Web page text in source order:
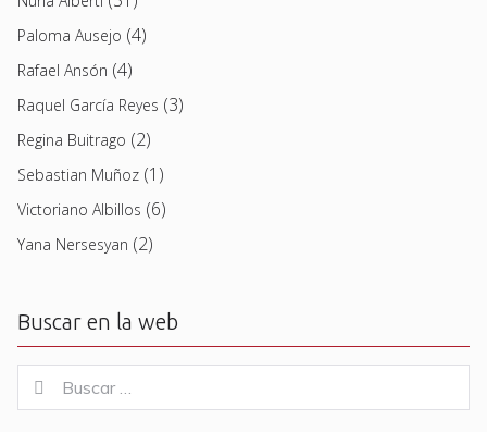
Paloma Ausejo (4)
Rafael Ansón (4)
Raquel García Reyes (3)
Regina Buitrago (2)
Sebastian Muñoz (1)
Victoriano Albillos (6)
Yana Nersesyan (2)
Buscar en la web
for:
Buscar